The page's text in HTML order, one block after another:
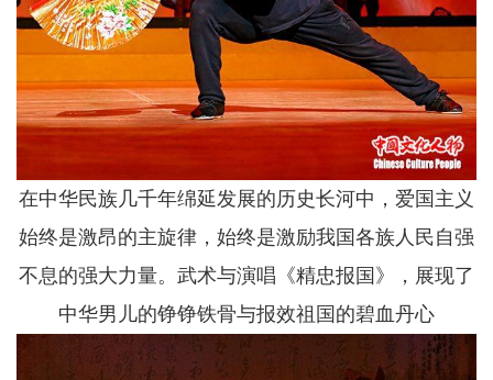
在中华民族几千年绵延发展的历史长河中，爱国主义
始终是激昂的主旋律，始终是激励我国各族人民自强
不息的强大力量。武术与演唱《精忠报国》，展现了
中华男儿的铮铮铁骨与报效祖国的碧血丹心